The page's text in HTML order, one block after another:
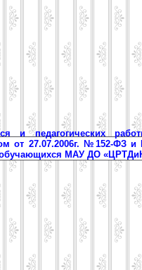
и педагогических
от 27.07.2006г. №152-ФЗ
обучающихся МАУ ДО